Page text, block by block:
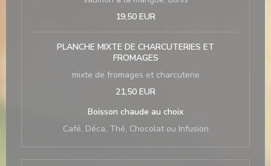
19,50 EUR
PLANCHE MIXTE DE CHARCUTERIES ET
FROMAGES
mixte de fromages et charcuterie
21,50 EUR
Boisson chaude au choix
Café, Déca, Thé, Chocolat ou Infusion